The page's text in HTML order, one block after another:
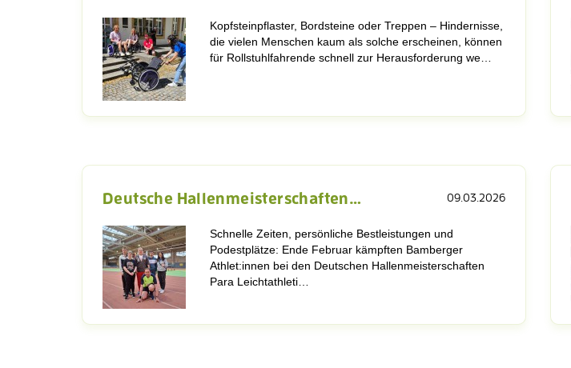
Kopfsteinpflaster, Bordsteine oder Treppen – Hindernisse,
die vielen Menschen kaum als solche erscheinen, können
für Rollstuhlfahrende schnell zur Herausforderung we…
Deutsche Hallenmeisterschaften… 09.03.2026
Schnelle Zeiten, persönliche Bestleistungen und
Podestplätze: Ende Februar kämpften Bamberger
Athlet:innen bei den Deutschen Hallenmeisterschaften
Para Leichtathleti…